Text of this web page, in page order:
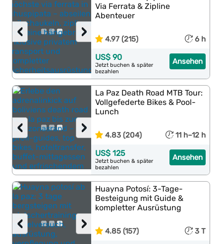
›
‹
Via Ferrata & Zipline
Abenteuer
4.97 (215) 6 h
Ansehen
US$ 90
Jetzt buchen & später
bezahlen
›
‹
La Paz Death Road MTB Tour:
Vollgefederte Bikes & Pool-
Lunch
4.83 (204) 11 h–12 h
Ansehen
US$ 125
Jetzt buchen & später
bezahlen
›
‹
Huayna Potosí: 3-Tage-
Besteigung mit Guide &
kompletter Ausrüstung
4.85 (157) 3 T